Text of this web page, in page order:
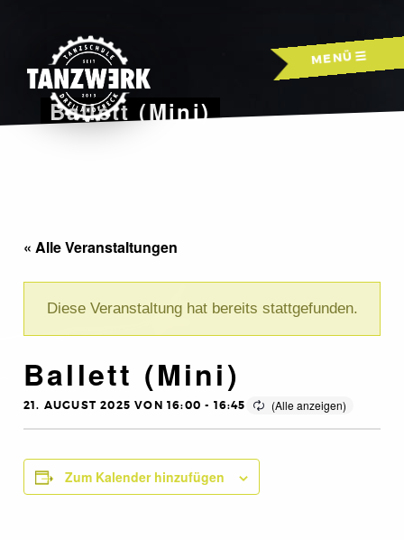
MENÜ
Ballett (Mini)
« Alle Veranstaltungen
Diese Veranstaltung hat bereits stattgefunden.
Ballett (Mini)
21. AUGUST 2025 VON 16:00 - 16:45
Zum Kalender hinzufügen